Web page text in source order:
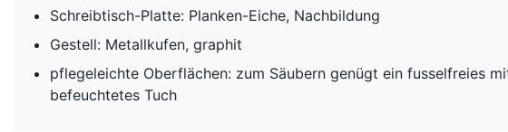
Schreibtisch-Platte: Planken-Eiche, Nachbildung
Gestell: Metallkufen, graphit
pflegeleichte Oberflächen: zum Säubern genügt ein fusselfreies
befeuchtetes Tuch